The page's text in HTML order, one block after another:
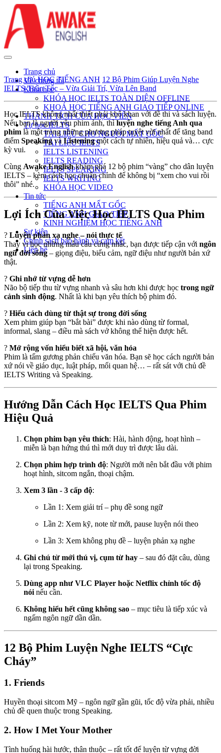
Trang chủ
Về chúng tôi
Khóa học
KHÓA HỌC IELTS TOÀN DIỆN OFFLINE
KHOÁ HỌC TIẾNG ANH GIAO TIẾP ONLINE
THÀNH TÍCH CỦA HỌC VIÊN
Tự học IELTS
TÀI LIỆU CHO NGƯỜI MẤT GỐC
TÀI LIỆU IELTS
IELTS LISTENING
IELTS READING
IELTS SPEAKING
IELTS WRITING
KHÓA HỌC VIDEO
Tin tức
TIẾNG ANH MẤT GỐC
TIẾNG ANH GIAO TIẾP
KINH NGHIỆM HỌC TIẾNG ANH
Sự kiện
Chính sách bảo hành và cam kết
Liên hệ
Trang chủ HỌC TIẾNG ANH 12 Bộ Phim Giúp Luyện Nghe
IELTS Thần Tốc – Vừa Giải Trí, Vừa Lên Band
Học IELTS không nhất thiết phải khô khan với đề thi và sách luyện.
Nếu bạn là người yêu phim ảnh, thì luyện nghe tiếng Anh qua
phim là một trong những phương pháp tuyệt vời nhất để tăng band
điểm Speakingvà Listeningmột cách tự nhiên, hiệu quả và… cực
kỳ vui.
Cùng Awake Englishkhám phá 12 bộ phim “vàng” cho dân luyện
IELTS – kèm cách học chuẩn chỉnh để không bị “xem cho vui rồi
thôi” nhé.
Lợi Ích Của Việc Học IELTS Qua Phim
? Luyện phản xạ nghe – nói thực tế
Thay vì học những mẫu câu cứng nhắc, bạn được tiếp cận với ngôn
ngữ đời sống – giọng điệu, biểu cảm, ngữ điệu như người bản xứ
thật.
? Ghi nhớ từ vựng dễ hơn
Não bộ tiếp thu từ vựng nhanh và sâu hơn khi được học trong ngữ
cảnh sinh động. Nhất là khi bạn yêu thích bộ phim đó.
? Hiểu cách dùng từ thật sự trong đời sống
Xem phim giúp bạn “bắt bài” được khi nào dùng từ formal,
informal, slang – điều mà sách vở không thể hiện được hết.
? Mở rộng vốn hiểu biết xã hội, văn hóa
Phim là tấm gương phản chiếu văn hóa. Bạn sẽ học cách người bản
xứ nói về giáo dục, luật pháp, mối quan hệ… – rất sát với chủ đề
IELTS Writing và Speaking.
Hướng Dẫn Cách Học IELTS Qua Phim
Hiệu Quả
Chọn phim bạn yêu thích: Hài, hành động, hoạt hình –
miễn là bạn hứng thú thì mới duy trì được lâu dài.
Chọn phim hợp trình độ: Người mới nên bắt đầu với phim
hoạt hình, sitcom ngắn, thoại chậm.
Xem 3 lần - 3 cấp độ:
Lần 1: Xem giải trí – phụ đề song ngữ
Lần 2: Xem kỹ, note từ mới, pause luyện nói theo
Lần 3: Xem không phụ đề – luyện phản xạ nghe
Ghi chú từ mới thú vị, cụm từ hay – sau đó đặt câu, dùng
lại trong Speaking.
Dùng app như VLC Player hoặc Netflix chỉnh tốc độ
nói nếu cần.
Không hiểu hết cũng không sao – mục tiêu là tiếp xúc và
ngấm ngôn ngữ dần dần.
12 Bộ Phim Luyện Nghe IELTS “Cực
Cháy”
1. Friends
Huyền thoại sitcom Mỹ – ngôn ngữ gần gũi, tốc độ vừa phải, nhiều
chủ đề quen thuộc trong Speaking.
2. How I Met Your Mother
Tình huống hài hước, thân thuộc – rất tốt để luyện từ vựng đời